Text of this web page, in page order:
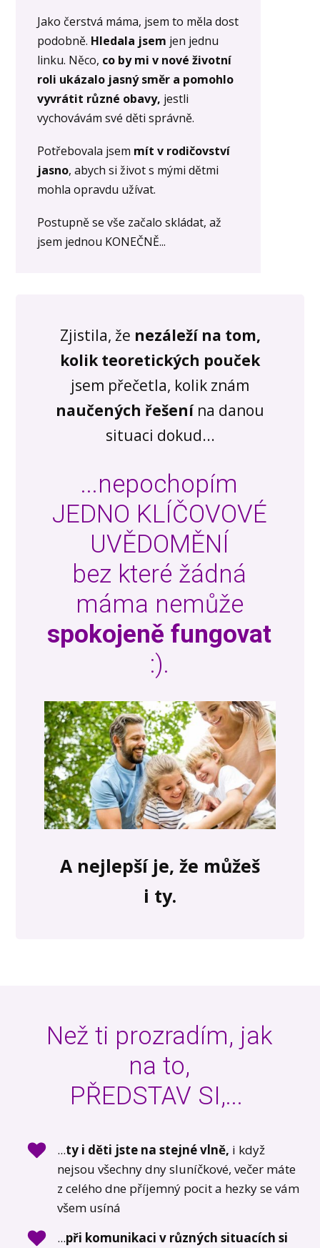
Jako čerstvá máma, jsem to měla dost
podobně. Hledala jsem jen jednu
linku. Něco, co by mi v nové životní
roli ukázalo jasný směr a pomohlo
vyvrátit různé obavy, jestli
vychovávám své děti správně.
Potřebovala jsem mít v rodičovství
jasno, abych si život s mými dětmi
mohla opravdu užívat.
Postupně se vše začalo skládat, až
jsem jednou KONEČNĚ...
Zjistila, že nezáleží na tom,
kolik teoretických pouček
jsem přečetla, kolik znám
naučených řešenína danou
situaci dokud...
...nepochopím
JEDNO KLÍČOVOVÉ
UVĚDOMĚNÍ
bez které žádná
máma nemůže
spokojeně fungovat
:).
A nejlepší je, že můžeš
i ty.
Než ti prozradím, jak
na to,
PŘEDSTAV SI,...
...ty i děti jste na stejné vlně, i když
nejsou všechny dny sluníčkové, večer máte
z celého dne příjemný pocit a hezky se vám
všem usíná
...při komunikaci v různých situacích si